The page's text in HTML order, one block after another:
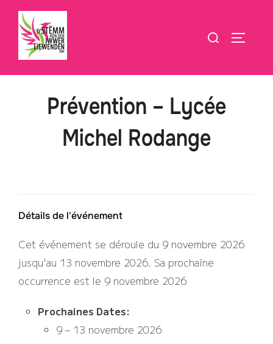
Aller
contenu
Rechercher :
Prévention – Lycée
Michel Rodange
Détails de l'événement
Cet événement se déroule du 9 novembre 2026
jusqu'au 13 novembre 2026. Sa prochaine
occurrence est le 9 novembre 2026
Prochaines Dates:
9 – 13 novembre 2026